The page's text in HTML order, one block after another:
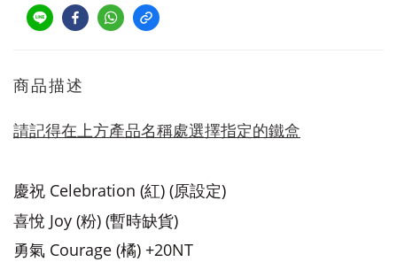
商品描述
請記得在上方產品名稱處選擇指定的鐵盒
慶祝 Celebration (紅) (原設定)
喜悅 Joy (粉) (暫時缺貨)
勇氣 Courage (橘) +20NT